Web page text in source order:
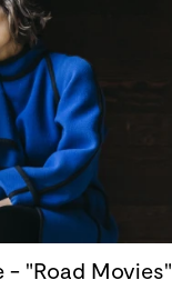
- "Road Movies"